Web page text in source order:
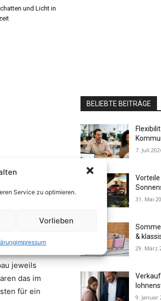
Service zu optimieren.
Vorlieben
impressum
und Licht in